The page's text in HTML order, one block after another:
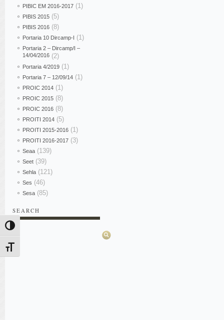
Alternar alto contraste
Alternar tamanho da fonte
PIBIC EM 2016-2017 (1)
PIBIS 2015 (5)
PIBIS 2016 (8)
Portaria 10 Dircamp-I (1)
Portaria 2 – Dircamp/I –
14/04/2016 (2)
Portaria 4/2019 (1)
Portaria 7 – 12/09/14 (1)
PROIC 2014 (1)
PROIC 2015 (8)
PROIC 2016 (8)
PROITI 2014 (5)
PROITI 2015-2016 (1)
PROITI 2016-2017 (3)
Seaa (139)
Seet (39)
Sehla (121)
Ses (46)
Sesa (85)
SEARCH
Pesquisar